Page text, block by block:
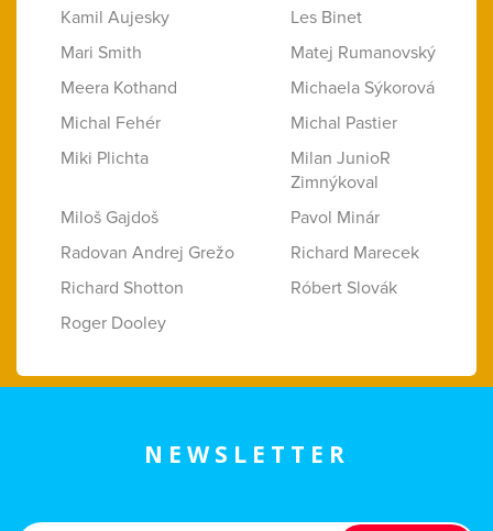
Kamil Aujesky
Les Binet
Mari Smith
Matej Rumanovský
Meera Kothand
Michaela Sýkorová
Michal Fehér
Michal Pastier
Miki Plichta
Milan JunioR
Zimnýkoval
Miloš Gajdoš
Pavol Minár
Radovan Andrej Grežo
Richard Marecek
Richard Shotton
Róbert Slovák
Roger Dooley
NEWSLETTER